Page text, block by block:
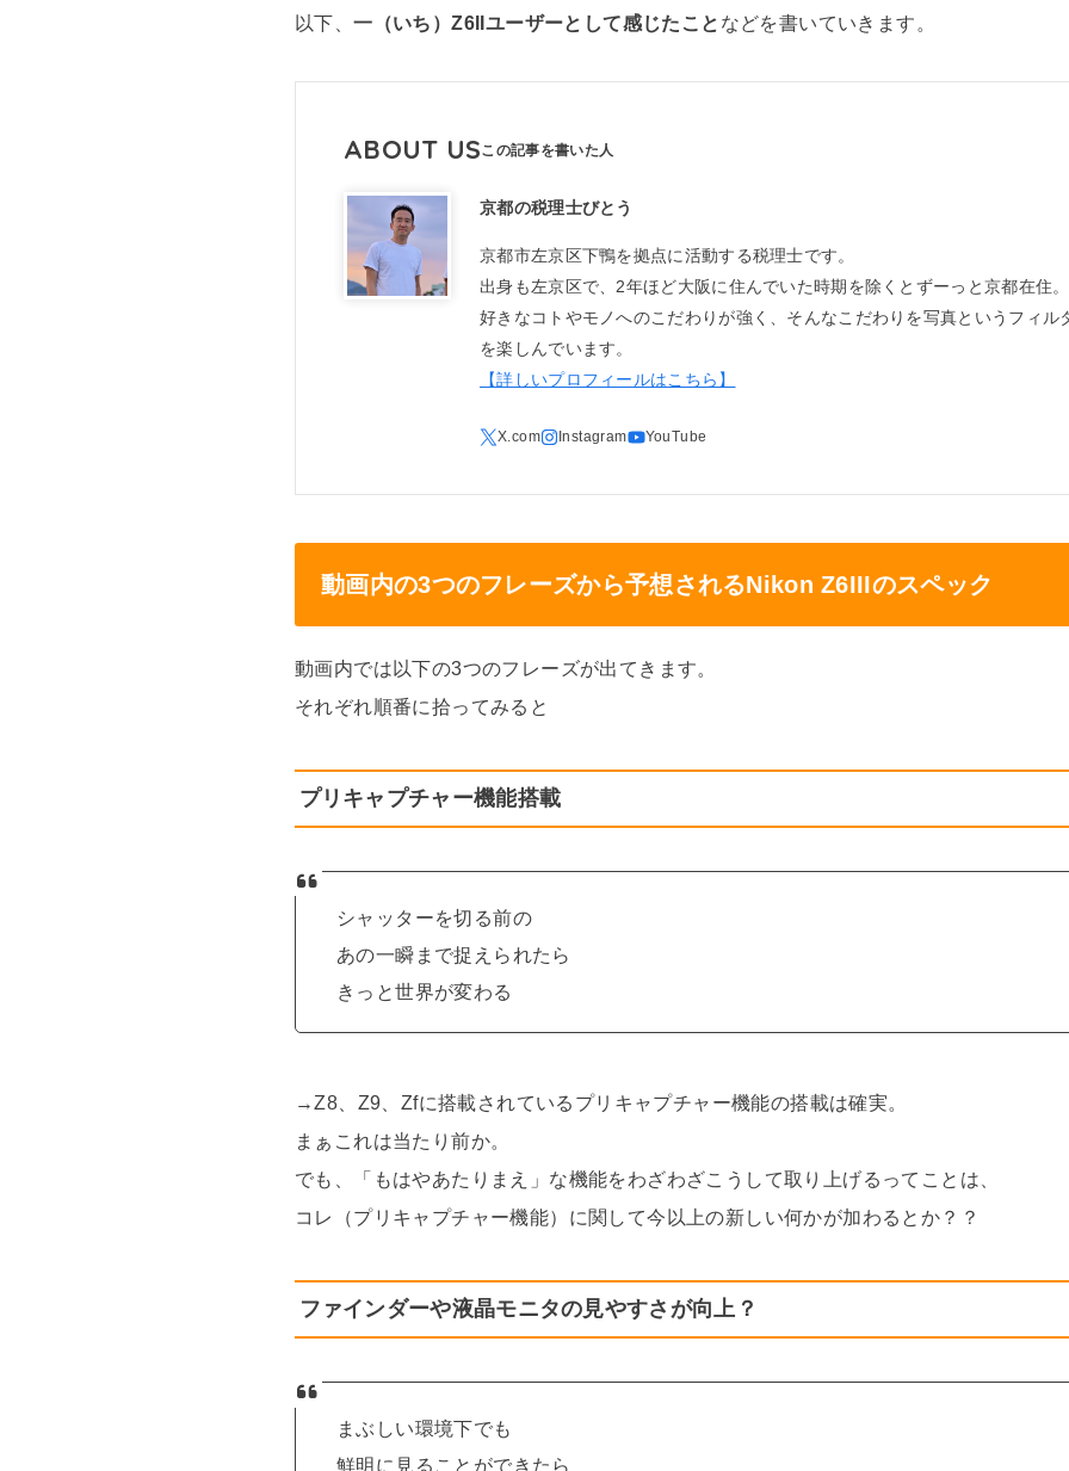
以下、一（いち）Z6IIユーザーとして感じたこと などを書いていきます。
ABOUT US
京都の税理士びとう
京都市左京区下鴨を拠点に活動する税理士です。
出身も左京区で、2年ほど大阪に住んでいた時期を除くとずーっと京都在住。
好きなコトやモノへのこだわりが強く、そんなこだわりを写真というフィル
を楽しんでいます。
【詳しいプロフィールはこちら】
動画内の3つのフレーズから予想されるNikon Z6IIIのスペック
動画内では以下の3つのフレーズが出てきます。
それぞれ順番に拾ってみると
プリキャプチャー機能搭載
シャッターを切る前の
あの一瞬まで捉えられたら
きっと世界が変わる
→Z8、Z9、Zfに搭載されているプリキャプチャー機能の搭載は確実。
まぁこれは当たり前か。
でも、「もはやあたりまえ」な機能をわざわざこうして取り上げるってことは、
コレ（プリキャプチャー機能）に関して今以上の新しい何かが加わるとか？？
ファインダーや液晶モニタの見やすさが向上？
まぶしい環境下でも
鮮明に見ることができたら